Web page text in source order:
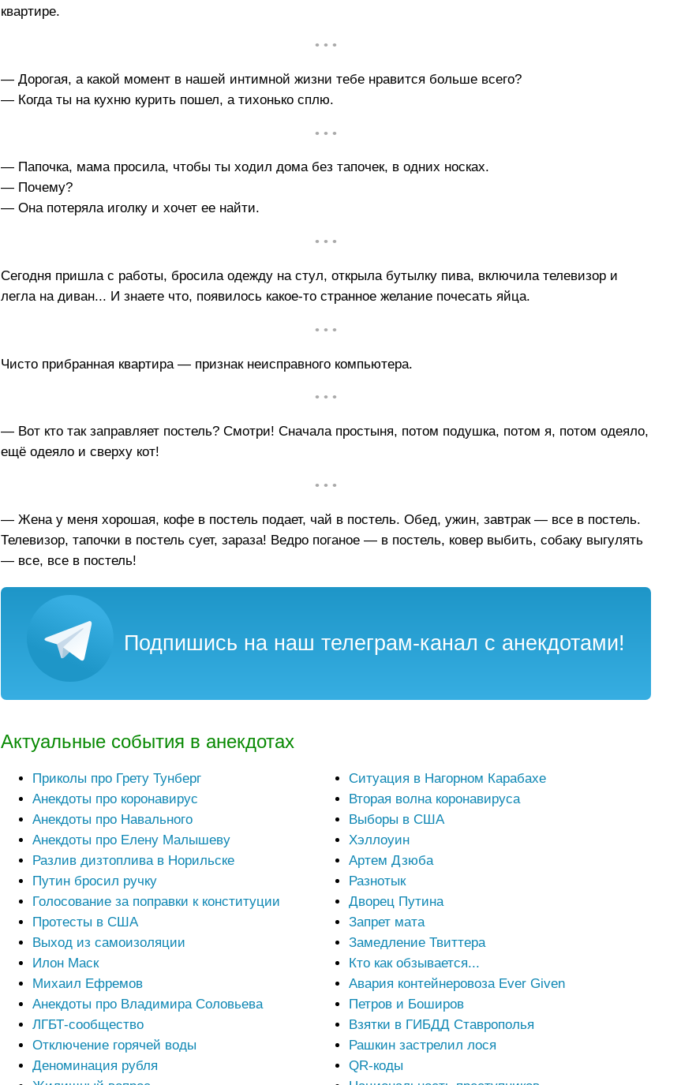
квартире.
• • •
— Дорогая, а какой момент в нашей интимной жизни тебе нравится больше всего?
— Когда ты на кухню курить пошел, а тихонько сплю.
• • •
— Папочка, мама просила, чтобы ты ходил дома без тапочек, в одних носках.
— Почему?
— Она потеряла иголку и хочет ее найти.
• • •
Сегодня пришла с работы, бросила одежду на стул, открыла бутылку пива, включила телевизор и
легла на диван... И знаете что, появилось какое-то странное желание почесать яйца.
• • •
Чисто прибранная квартира — признак неисправного компьютера.
• • •
— Вот кто так заправляет постель? Смотри! Сначала простыня, потом подушка, потом я, потом одеяло,
ещё одеяло и сверху кот!
• • •
— Жена у меня хорошая, кофе в постель подает, чай в постель. Обед, ужин, завтрак — все в постель.
Телевизор, тапочки в постель сует, зараза! Ведро поганое — в постель, ковер выбить, собаку выгулять
— все, все в постель!
Подпишись на наш телеграм-канал с анекдотами!
Актуальные события в анекдотах
Приколы про Грету Тунберг
Анекдоты про коронавирус
Анекдоты про Навального
Анекдоты про Елену Малышеву
Разлив дизтоплива в Норильске
Путин бросил ручку
Голосование за поправки к конституции
Протесты в США
Выход из самоизоляции
Илон Маск
Михаил Ефремов
Анекдоты про Владимира Соловьева
ЛГБТ-сообщество
Отключение горячей воды
Деноминация рубля
Ситуация в Нагорном Карабахе
Вторая волна коронавируса
Выборы в США
Хэллоуин
Артем Дзюба
Разнотык
Дворец Путина
Запрет мата
Замедление Твиттера
Кто как обзывается...
Авария контейнеровоза Ever Given
Петров и Боширов
Взятки в ГИБДД Ставрополья
Рашкин застрелил лося
QR-коды